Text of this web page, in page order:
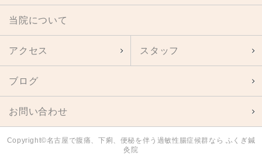
当院について
アクセス スタッフ
ブログ
お問い合わせ
Copyright©名古屋で腹痛、下痢、便秘を伴う過敏性腸症候群なら ふくぎ鍼
灸院